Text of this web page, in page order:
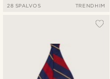
28 SPALVOS TRENDHIM